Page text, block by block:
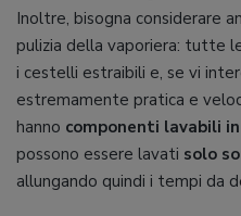
Inoltre, bisogna considerare
pulizia della vaporiera: tutte
i cestelli estraibili e, se vi
estremamente pratica e
hanno componenti lavabili in
possono essere lavati solo
allungando quindi i tempi da